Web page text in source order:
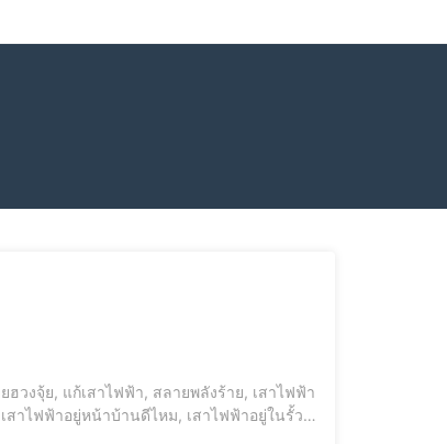
าไฟฟ้าอยู่หน้าบ้านดีไหม, เสาไฟฟ้าอยู่ในรั้ว